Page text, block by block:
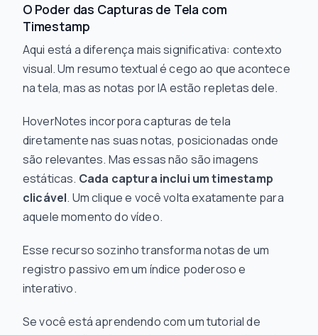
O Poder das Capturas de Tela com
Timestamp
Aqui está a diferença mais significativa: contexto
visual. Um resumo textual é cego ao que acontece
na tela, mas as notas por IA estão repletas dele.
HoverNotes incorpora capturas de tela
diretamente nas suas notas, posicionadas onde
são relevantes. Mas essas não são imagens
estáticas. Cada captura inclui um timestamp
clicável. Um clique e você volta exatamente para
aquele momento do vídeo.
Esse recurso sozinho transforma notas de um
registro passivo em um índice poderoso e
interativo.
Se você está aprendendo com um tutorial de